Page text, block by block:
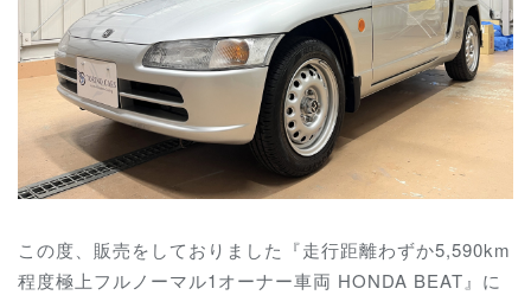
この度、販売をしておりました『走行距離わずか5,590km
程度極上フルノーマル1オーナー車両 HONDA BEAT』に